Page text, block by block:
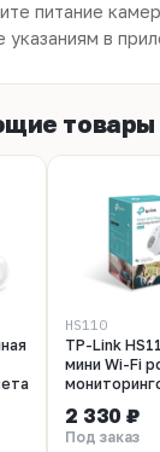
питание
указаниям в
товары
HS110
TP-Link
мини Wi-Fi
2 330 ₽
Под заказ